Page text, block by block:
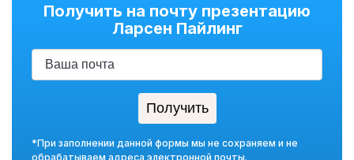
Получить на почту презентацию
Ларсен Пайлинг
*При заполнении данной формы мы не сохраняем и не
обрабатываем адреса электронной почты.